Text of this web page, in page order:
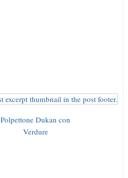
Polpettone Dukan con
Verdure